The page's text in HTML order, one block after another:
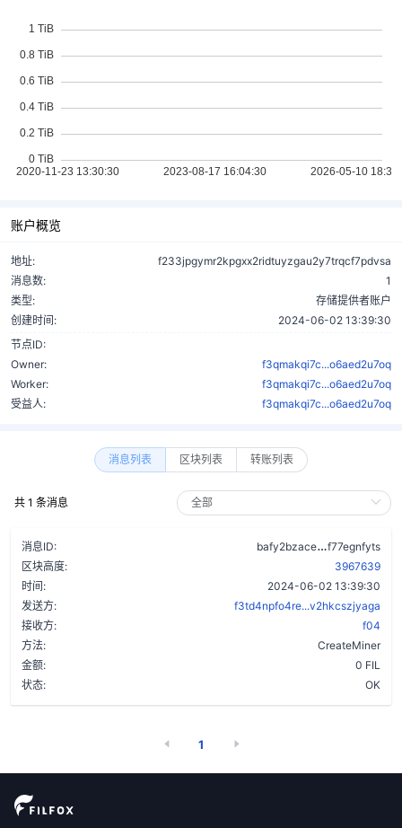
账户概览
地址:
f233jpgymr2kpgxx2ridtuyzgau2y7trqcf7pdvsa
消息数:
1
类型:
存储提供者账户
创建时间:
2024-06-02 13:39:30
节点ID:
Owner:
f3qmakqi7c...o6aed2u7oq
Worker:
f3qmakqi7c...o6aed2u7oq
受益人:
f3qmakqi7c...o6aed2u7oq
消息列表 区块列表 转账列表
共 1 条消息
消息ID: bafy2bzace
f77egnfyts
区块高度:
3967639
时间:
2024-06-02 13:39:30
发送方:
f3td4npfo4re...v2hkcszjyaga
接收方:
f04
方法:
CreateMiner
金额:
0 FIL
状态:
OK
1